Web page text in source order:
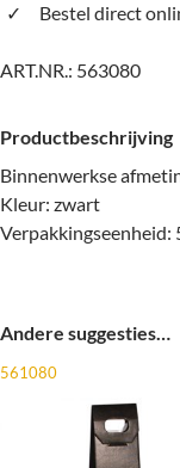
Bestel direct
ART.NR.: 563080
Productbeschrijving
Binnenwerkse
Kleur: zwart
Verpakkingseenheid:
Andere suggesties…
561080